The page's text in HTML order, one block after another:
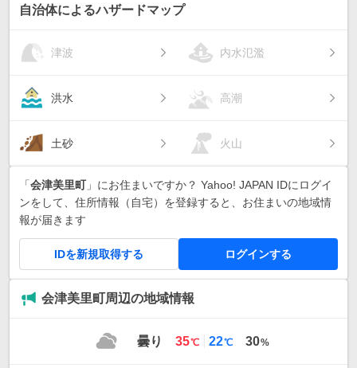
自治体によるハザードマップ
津波 内水氾濫
洪水 高潮
土砂 火山
「会津美里町」にお住まいですか？ Yahoo! JAPAN IDにログイ
ンをして、住所情報（自宅）を登録すると、お住まいの地域情
報が届きます
IDを新規取得する ログインする
会津美里町周辺の地域情報
曇り
最
35℃
最
22℃ 30%